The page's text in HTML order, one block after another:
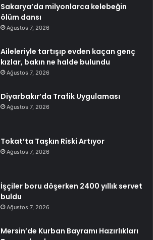
Sakarya’da milyonlarca kelebeğin
ölüm dansı
Ağustos 7, 2026
Aileleriyle tartışıp evden kaçan genç
kızlar, bakın ne halde bulundu
Ağustos 7, 2026
Diyarbakır’da Trafik Uygulaması
Ağustos 7, 2026
Tokat’ta Taşkın Riski Artıyor
Ağustos 7, 2026
İşçiler boru döşerken 2400 yıllık servet
buldu
Ağustos 7, 2026
Mersin’de Kurban Bayramı Hazırlıkları